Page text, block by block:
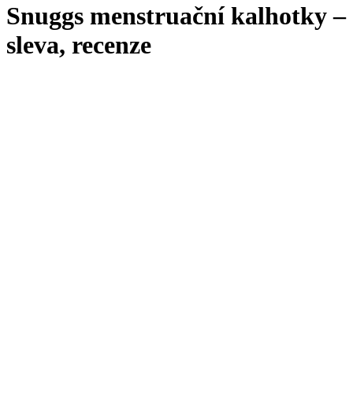
Snuggs menstruační kalhotky –
sleva, recenze